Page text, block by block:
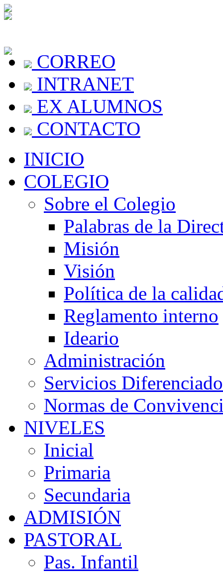
CORREO
INTRANET
EX ALUMNOS
CONTACTO
INICIO
COLEGIO
Sobre el Colegio
Palabras de la
Misión
Visión
Política de la
Reglamento interno
Ideario
Administración
Servicios
Normas de
NIVELES
Inicial
Primaria
Secundaria
ADMISIÓN
PASTORAL
Pas. Infantil